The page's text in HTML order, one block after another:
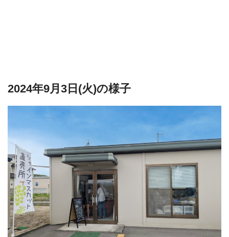
2024年9月3日(火)の様子